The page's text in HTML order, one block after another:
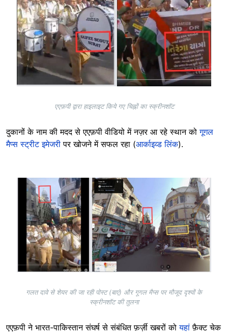
एएफ़पी द्वारा हाइलाइट किये गए चिह्नों का स्क्रीनशॉट
दुकानों के नाम की मदद से एएफ़पी वीडियो में नज़र आ रहे स्थान को गूगल
मैप्स स्ट्रीट इमेजरी पर खोजने में सफल रहा (आर्काइव्ड लिंक).
Image
गलत दावे से शेयर की जा रही पोस्ट (बाएं) और गूगल मैप्स पर मौजूद दृश्यों के
स्क्रीनशॉट की तुलना
एएफ़पी ने भारत-पाकिस्तान संघर्ष से संबंधित फ़र्ज़ी खबरों कोयहांफ़ैक्ट चेक